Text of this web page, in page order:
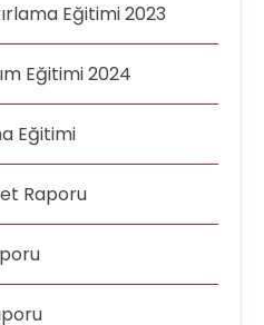
Eğitimi 2023
Eğitimi 2024
Eğitimi
Raporu